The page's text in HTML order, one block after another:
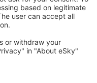
pentru utilizatorii